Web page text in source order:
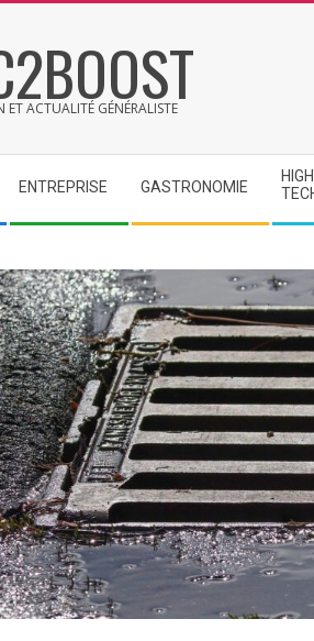
ACTUALITÉ GÉNÉRALISTE
ENTREPRISE GASTRONOMIE